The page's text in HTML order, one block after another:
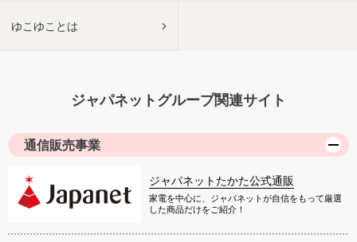
ゆこゆことは
ジャパネットグループ関連サイト
通信販売事業
ジャパネットたかた公式通販
家電を中心に、ジャパネットが自信をもって厳選
した商品だけをご紹介！